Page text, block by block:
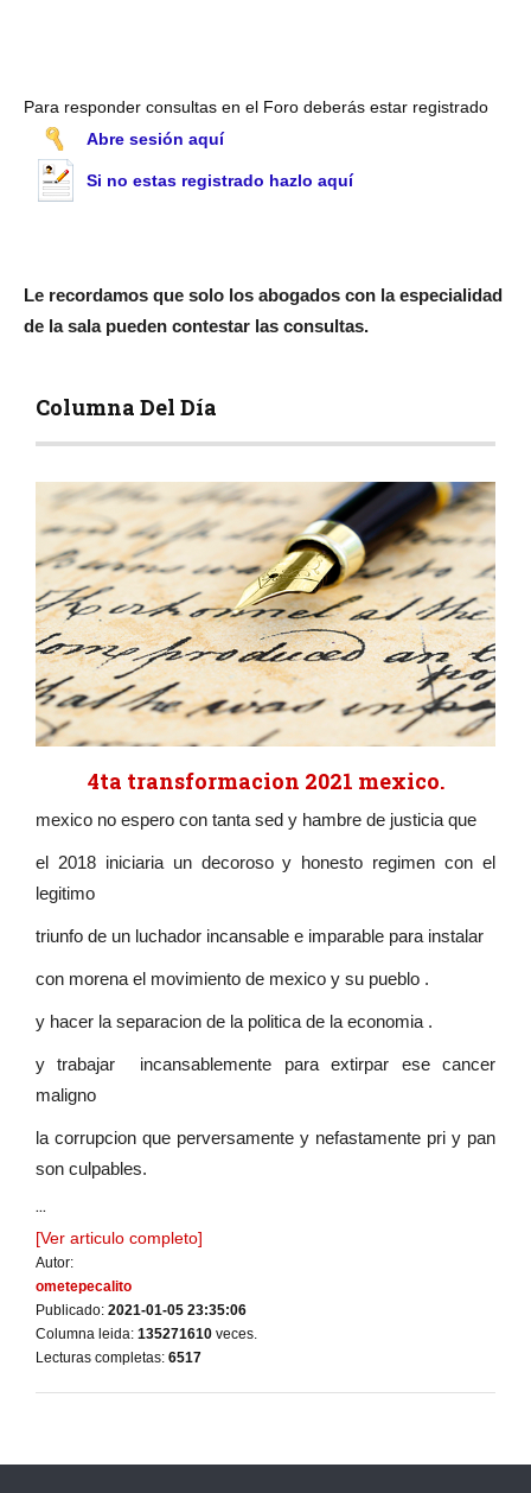
Para responder consultas en el Foro deberás estar registrado
Abre sesión aquí
Si no estas registrado hazlo aquí
Le recordamos que solo los abogados con la especialidad
de la sala pueden contestar las consultas.
Columna Del Día
4ta transformacion 2021 mexico.
mexico no espero con tanta sed y hambre de justicia que
el 2018 iniciaria un decoroso y honesto regimen con el
legitimo
triunfo de un luchador incansable e imparable para instalar
con morena el movimiento de mexico y su pueblo .
y hacer la separacion de la politica de la economia .
y trabajar incansablemente para extirpar ese cancer
maligno
la corrupcion que perversamente y nefastamente pri y pan
son culpables.
...
[Ver articulo completo]
Autor:
ometepecalito
Publicado: 2021-01-05 23:35:06
Columna leida: 135271610 veces.
Lecturas completas: 6517